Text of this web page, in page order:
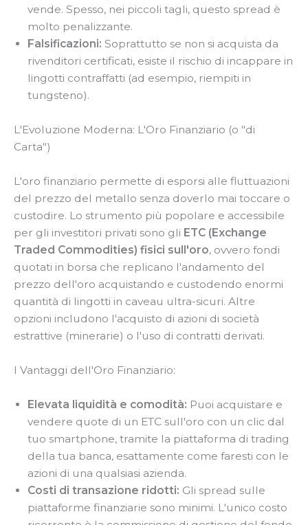
vende. Spesso, nei piccoli tagli, questo spread è
molto penalizzante.
Falsificazioni: Soprattutto se non si acquista da
rivenditori certificati, esiste il rischio di incappare in
lingotti contraffatti (ad esempio, riempiti in
tungsteno).
L'Evoluzione Moderna: L'Oro Finanziario (o "di
Carta")
L'oro finanziario permette di esporsi alle fluttuazioni
del prezzo del metallo senza doverlo mai toccare o
custodire. Lo strumento più popolare e accessibile
per gli investitori privati sono gli ETC (Exchange
Traded Commodities) fisici sull'oro, ovvero fondi
quotati in borsa che replicano l'andamento del
prezzo dell'oro acquistando e custodendo enormi
quantità di lingotti in caveau ultra-sicuri. Altre
opzioni includono l'acquisto di azioni di società
estrattive (minerarie) o l'uso di contratti derivati.
I Vantaggi dell'Oro Finanziario:
Elevata liquidità e comodità: Puoi acquistare e
vendere quote di un ETC sull'oro con un clic dal
tuo smartphone, tramite la piattaforma di trading
della tua banca, esattamente come faresti con le
azioni di una qualsiasi azienda.
Costi di transazione ridotti: Gli spread sulle
piattaforme finanziarie sono minimi. L'unico costo